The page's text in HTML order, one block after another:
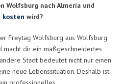
Wolfsburg nach Almería und
kosten wird?
Freytag Wolfsburg aus Wolfsburg
dir ein maßgeschneidertes
Stadt bedeutet nicht nur einen
neue Lebenssituation. Deshalb ist